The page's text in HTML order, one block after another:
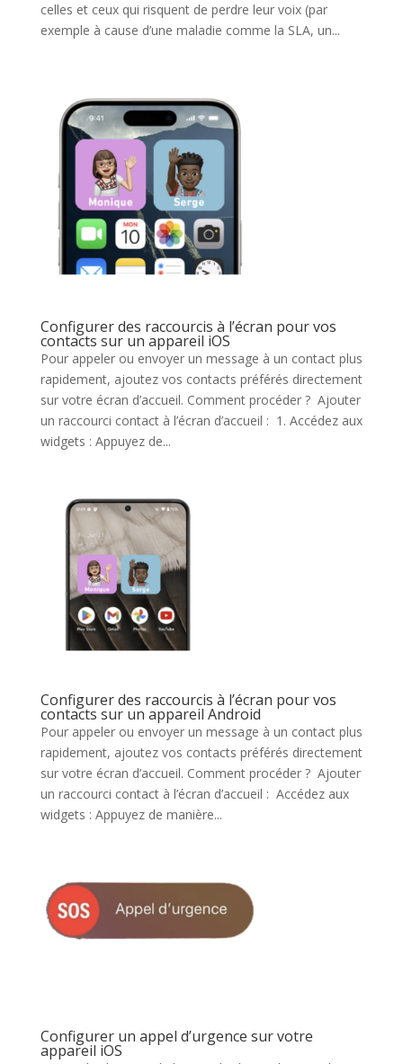
celles et ceux qui risquent de perdre leur voix (par
exemple à cause d’une maladie comme la SLA, un...
Configurer des raccourcis à l’écran pour vos
contacts sur un appareil iOS
Pour appeler ou envoyer un message à un contact plus
rapidement, ajoutez vos contacts préférés directement
sur votre écran d’accueil. Comment procéder ? Ajouter
un raccourci contact à l’écran d’accueil : 1. Accédez aux
widgets : Appuyez de...
Configurer des raccourcis à l’écran pour vos
contacts sur un appareil Android
Pour appeler ou envoyer un message à un contact plus
rapidement, ajoutez vos contacts préférés directement
sur votre écran d’accueil. Comment procéder ? Ajouter
un raccourci contact à l’écran d’accueil : Accédez aux
widgets : Appuyez de manière...
Configurer un appel d’urgence sur votre
appareil iOS